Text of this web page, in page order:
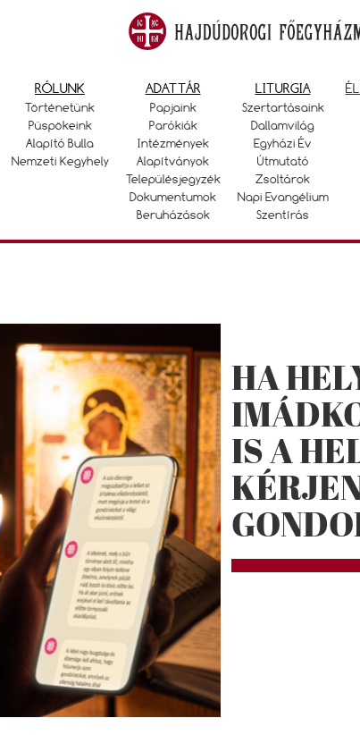
RÓLUNK
Történetünk
Püspökeink
Alapító Bulla
Nemzeti Kegyhely
ADATTÁR
Papjaink
Parókiák
Intézmények
Alapítványok
Településjegyzék
Dokumentumok
Beruházások
LITURGIA
Szertartásaink
Dallamvilág
Egyházi Év
Útmutató
Zsoltárok
Napi Evangélium
Szentírás
HA
IS A